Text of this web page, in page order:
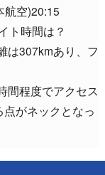
航空)20:15
ト時間は？
は307kmあり、フ
間程度でアクセス
がネックとなっ